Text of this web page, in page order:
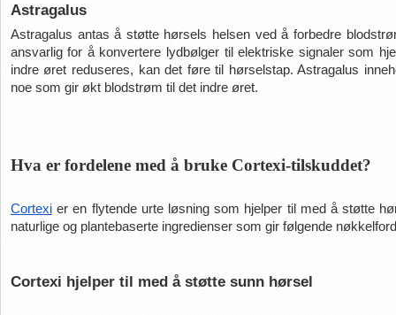
Astragalus
Astragalus antas å støtte hørsels helsen ved å forbedre
ansvarlig for å konvertere lydbølger til elektriske signaler som
indre øret reduseres, kan det føre til hørselstap. Astragalus
noe som gir økt blodstrøm til det indre øret.
Hva er fordelene med å bruke Cortexi-tilskuddet?
Cortexi er en flytende urte løsning som hjelper til med å støtte
naturlige og plantebaserte ingredienser som gir følgende
Cortexi hjelper til med å støtte sunn hørsel